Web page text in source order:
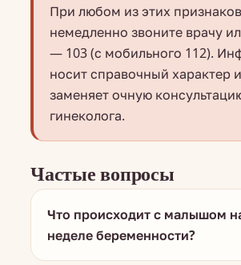
При любом из этих признаков
немедленно звоните врачу
— 103 (с мобильного 112).
носит справочный характер
заменяет очную
гинеколога.
Частые вопросы
Что происходит с малышом
неделе беременности?